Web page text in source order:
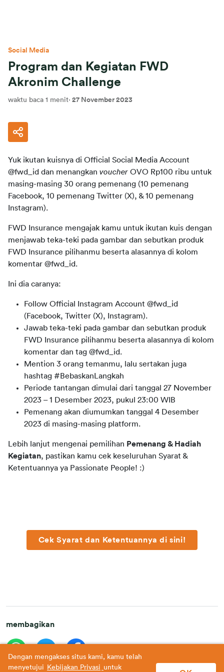
Social Media
Program dan Kegiatan FWD
Akronim Challenge
waktu baca 1 menit· 27 November 2023
Yuk ikutan kuisnya di
@fwd_id dan menangkan voucher OVO Rp100 ribu untuk
masing-masing 30 orang pemenang (10 pemenang
Facebook, 10 pemenang Twitter (X), & 10 pemenang
Instagram).
FWD Insurance mengajak kamu untuk ikutan kuis dengan
menjawab teka-teki pada gambar dan sebutkan produk
FWD Insurance pilihanmu beserta alasannya di kolom
komentar @fwd_id.
Ini dia caranya:
Follow Official Instagram Account @fwd_id
(Facebook, Twitter (X), Instagram).
Jawab teka-teki pada gambar dan sebutkan produk
FWD Insurance pilihanmu beserta alasannya di kolom
komentar dan tag @fwd_id.
Mention 3 orang temanmu, lalu sertakan juga
hashtag # BebaskanLangkah
Periode tantangan dimulai dari tanggal 27 November
2023 –1 Desember 2023, pukul 23:00 WIB
Pemenang akan diumumkan tanggal 4 Desember
2023 di masing-masing platform.
Lebih lanjut mengenai pemilihan Pemenang & Hadiah
Kegiatan, pastikan kamu cek keseluruhan Syarat &
Ketentuannya ya Passionate People! :)
Cek Syarat dan Ketentuannya di sini!
membagikan
Dengan mengakses situs kami, kamu telah
menyetujui
Kebijakan Privasi untuk